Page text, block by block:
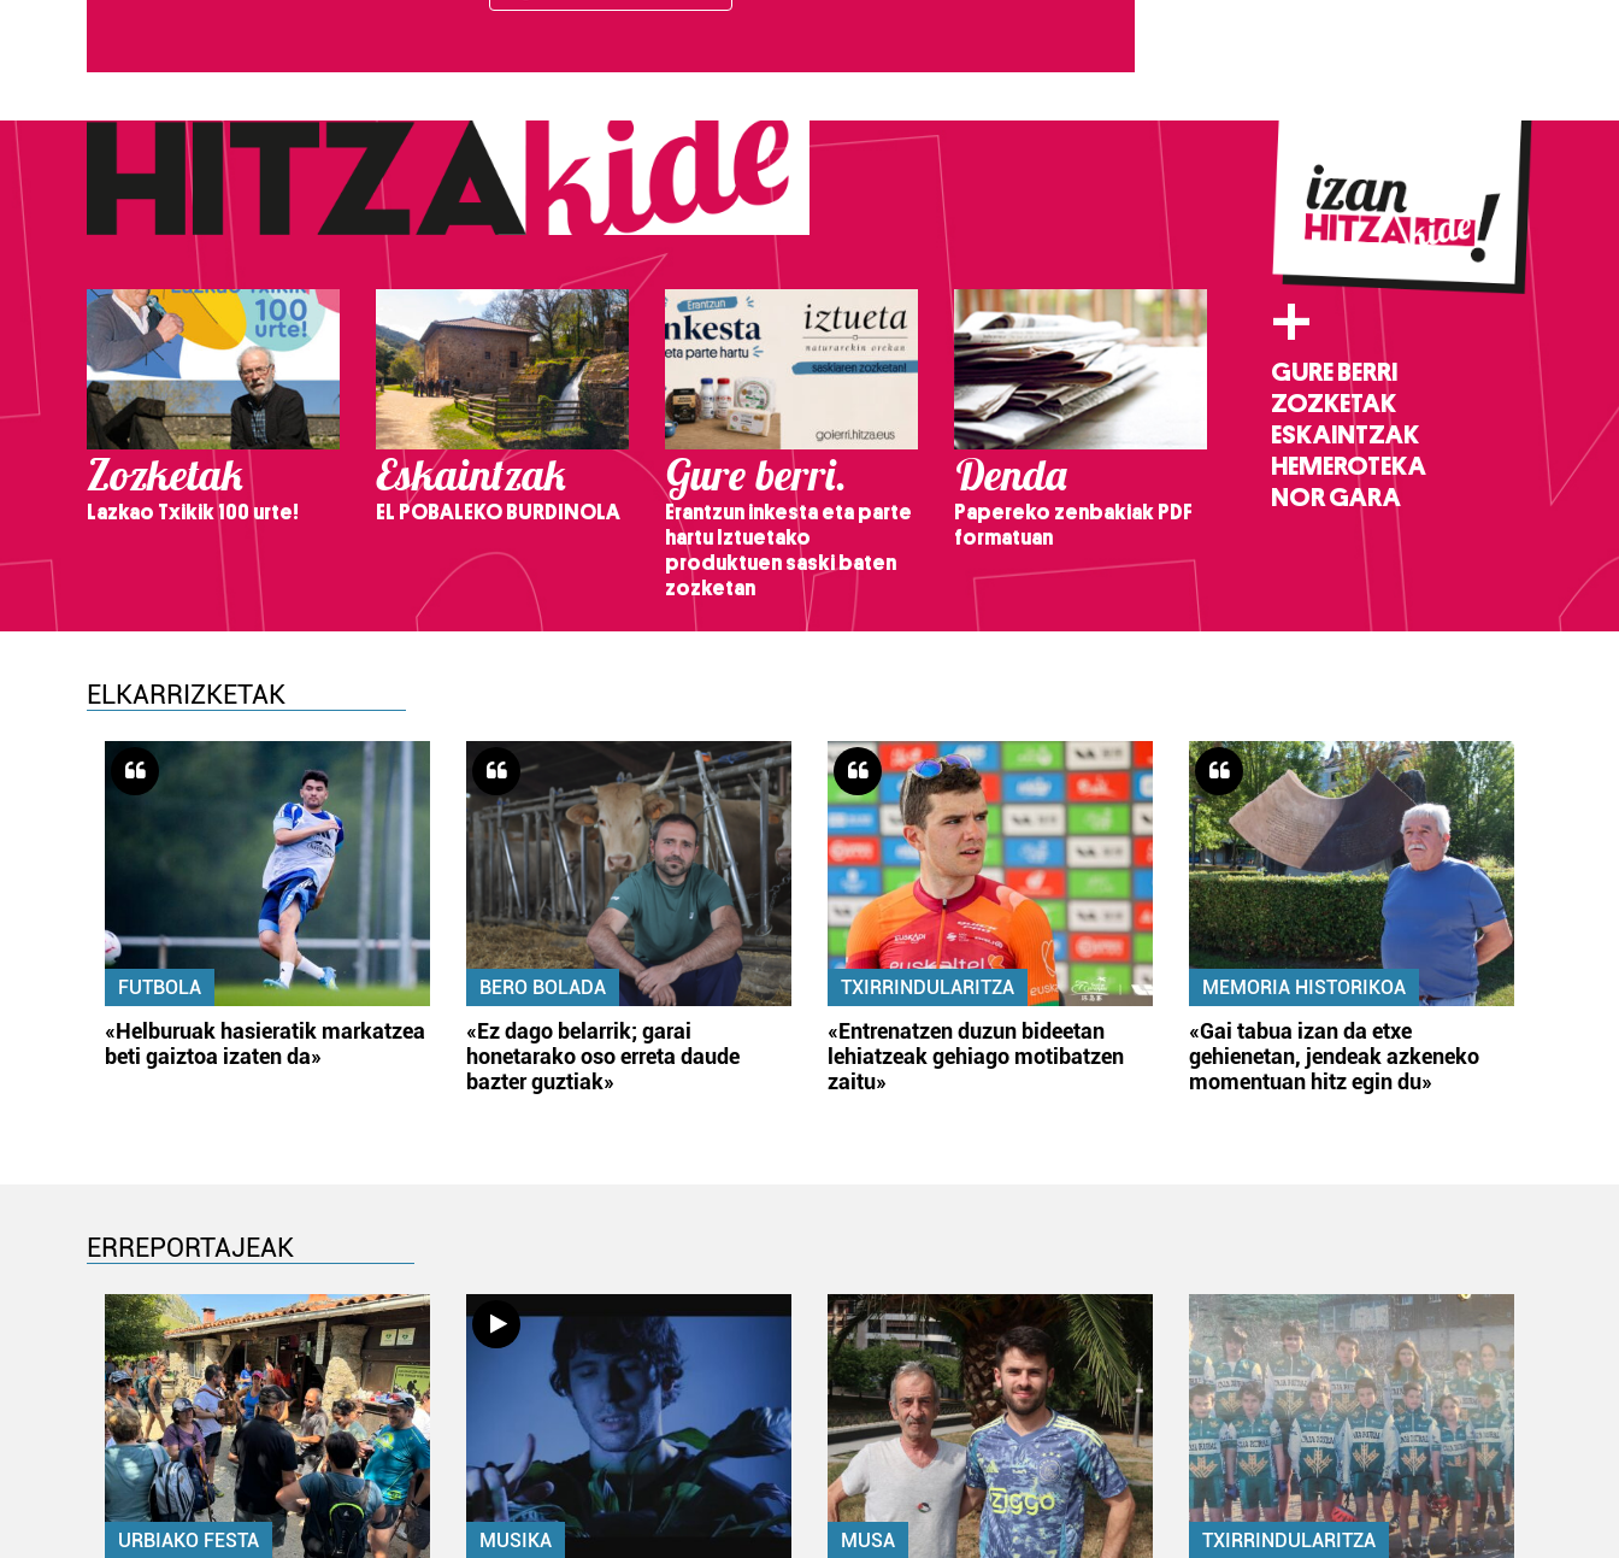
Zozketak
Lazkao Txikik 100 urte!
Eskaintzak
EL POBALEKO BURDINOLA
Gure berri.
Erantzun inkesta eta parte
hartu Iztuetako
produktuen saski baten
zozketan
Denda
Papereko zenbakiak PDF
formatuan
+
GURE BERRI
ZOZKETAK
ESKAINTZAK
HEMEROTEKA
NOR GARA
ELKARRIZKETAK
FUTBOLA
«Helburuak hasieratik markatzea
beti gaiztoa izaten da»
BERO BOLADA
«Ez dago belarrik; garai
honetarako oso erreta daude
bazter guztiak»
TXIRRINDULARITZA
«Entrenatzen duzun bideetan
lehiatzeak gehiago motibatzen
zaitu»
MEMORIA HISTORIKOA
«Gai tabua izan da etxe
gehienetan, jendeak azkeneko
momentuan hitz egin du»
ERREPORTAJEAK
URBIAKO FESTA MUSIKA MUSA TXIRRINDULARITZA